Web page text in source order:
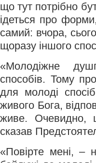
що тут потрібно
ідеться про
самий: вчора,
щоразу іншого
«Молодіжне
способів. Тому
для молоді
живого Бога,
живе. Очевидно,
сказав
«Повірте мені, –